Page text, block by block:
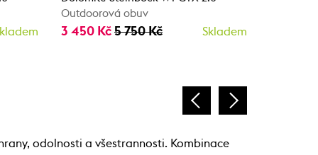
Outdoorová obuv
3 450 Kč 5 750 Kč Skladem
odolnosti a všestrannosti. Kombinace